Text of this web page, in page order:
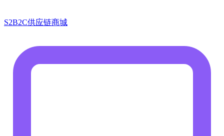
S2B2C供应链商城